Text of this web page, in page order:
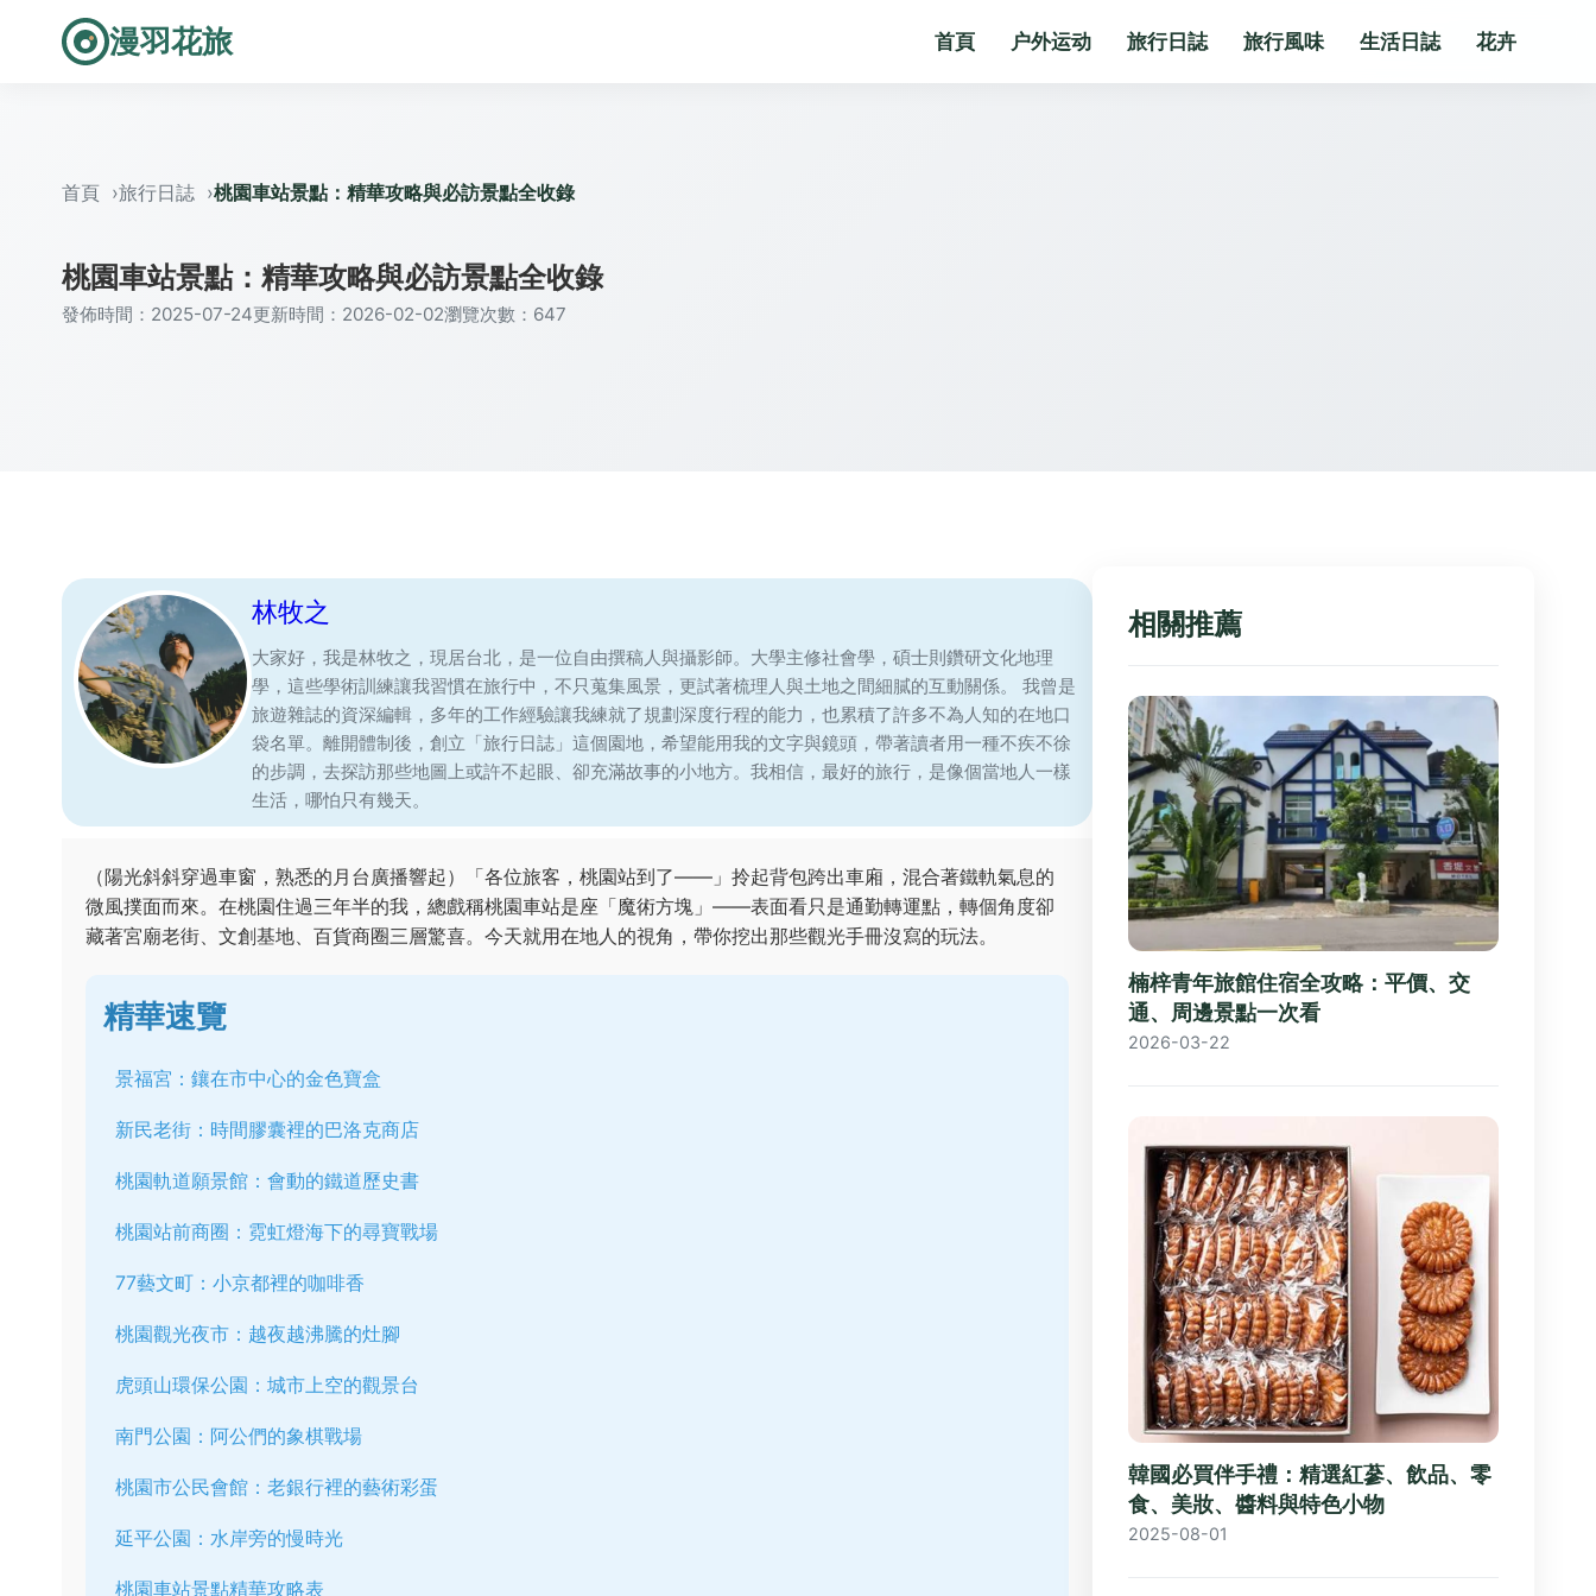
漫羽花旅 首頁 户外运动 旅行日誌 旅行風味 生活日誌 花卉
首頁 旅行日誌 桃園車站景點：精華攻略與必訪景點全收錄
桃園車站景點：精華攻略與必訪景點全收錄
發佈時間：2025-07-24更新時間：2026-02-02瀏覽次數：647
林牧之
大家好，我是林牧之，現居台北，是一位自由撰稿人與攝影師。大學主修社會學，碩士則鑽研文化地理
學，這些學術訓練讓我習慣在旅行中，不只蒐集風景，更試著梳理人與土地之間細膩的互動關係。 我曾是
旅遊雜誌的資深編輯，多年的工作經驗讓我練就了規劃深度行程的能力，也累積了許多不為人知的在地口
袋名單。離開體制後，創立「旅行日誌」這個園地，希望能用我的文字與鏡頭，帶著讀者用一種不疾不徐
的步調，去探訪那些地圖上或許不起眼、卻充滿故事的小地方。我相信，最好的旅行，是像個當地人一樣
生活，哪怕只有幾天。
（陽光斜斜穿過車窗，熟悉的月台廣播響起）「各位旅客，桃園站到了——」拎起背包跨出車廂，混合著鐵軌氣息的
微風撲面而來。在桃園住過三年半的我，總戲稱桃園車站是座「魔術方塊」——表面看只是通勤轉運點，轉個角度卻
藏著宮廟老街、文創基地、百貨商圈三層驚喜。今天就用在地人的視角，帶你挖出那些觀光手冊沒寫的玩法。
精華速覽
景福宮：鑲在市中心的金色寶盒
新民老街：時間膠囊裡的巴洛克商店
桃園軌道願景館：會動的鐵道歷史書
桃園站前商圈：霓虹燈海下的尋寶戰場
77藝文町：小京都裡的咖啡香
桃園觀光夜市：越夜越沸騰的灶腳
虎頭山環保公園：城市上空的觀景台
南門公園：阿公們的象棋戰場
桃園市公民會館：老銀行裡的藝術彩蛋
延平公園：水岸旁的慢時光
桃園車站景點精華攻略表
相關推薦
楠梓青年旅館住宿全攻略：平價、交
通、周邊景點一次看
2026-03-22
韓國必買伴手禮：精選紅蔘、飲品、零
食、美妝、醬料與特色小物
2025-08-01